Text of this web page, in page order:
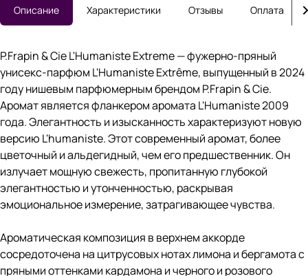
Описание Характеристики Отзывы Оплата
P.Frapin & Cie L'Humaniste Extreme — фужерно-пряный
унисекс-парфюм L'Humaniste Extrême, выпущенный в 2024
году нишевым парфюмерным брендом P.Frapin & Cie.
Аромат является фланкером аромата L'Humaniste 2009
года. Элегантность и изысканность характеризуют новую
версию L'humaniste. Этот современный аромат, более
цветочный и альдегидный, чем его предшественник. Он
излучает мощную свежесть, пропитанную глубокой
элегантностью и утонченностью, раскрывая
эмоциональное измерение, затрагивающее чувства.
Ароматическая композиция в верхнем аккорде
сосредоточена на цитрусовых нотах лимона и бергамота с
пряными оттенками кардамона и черного и розового